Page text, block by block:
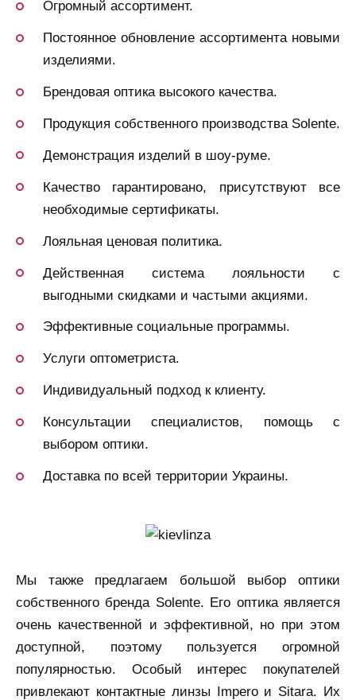
Огромный ассортимент.
Постоянное обновление ассортимента новыми
изделиями.
Брендовая оптика высокого качества.
Продукция собственного производства Solente.
Демонстрация изделий в шоу-руме.
Качество гарантировано, присутствуют все
необходимые сертификаты.
Лояльная ценовая политика.
Действенная система лояльности с
выгодными скидками и частыми акциями.
Эффективные социальные программы.
Услуги оптометриста.
Индивидуальный подход к клиенту.
Консультации специалистов, помощь с
выбором оптики.
Доставка по всей территории Украины.
Мы также предлагаем большой выбор оптики
собственного бренда Solente. Его оптика является
очень качественной и эффективной, но при этом
доступной, поэтому пользуется огромной
популярностью. Особый интерес покупателей
привлекают контактные линзы Impero и Sitara. Их